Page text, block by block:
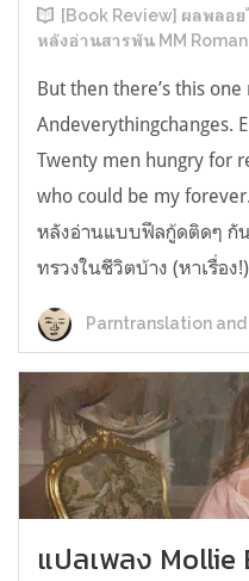
[Book Review] ผลพลอ
หลังอ่านสารพัน MM
But then there’s this
Andeverythingchanges.
Twenty men hungry for
who could be my
หลังอ่านแบบฟีลกู้ดติดๆ กั
ทรวงในชีวิตบ้าง (หาเรื่อง
Parntranslation
แปลเพลง Mollie